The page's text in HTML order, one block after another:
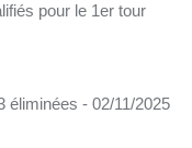
pour le 1er tour
éliminées - 02/11/2025